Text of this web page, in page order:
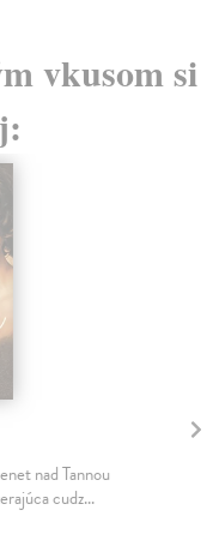
vkusom si
cestu!
viazaného a
verša dodáva